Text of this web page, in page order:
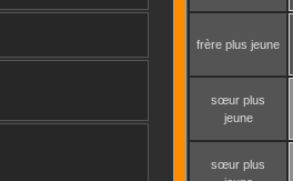
frère plus jeune
sœur plus
jeune
sœur plus